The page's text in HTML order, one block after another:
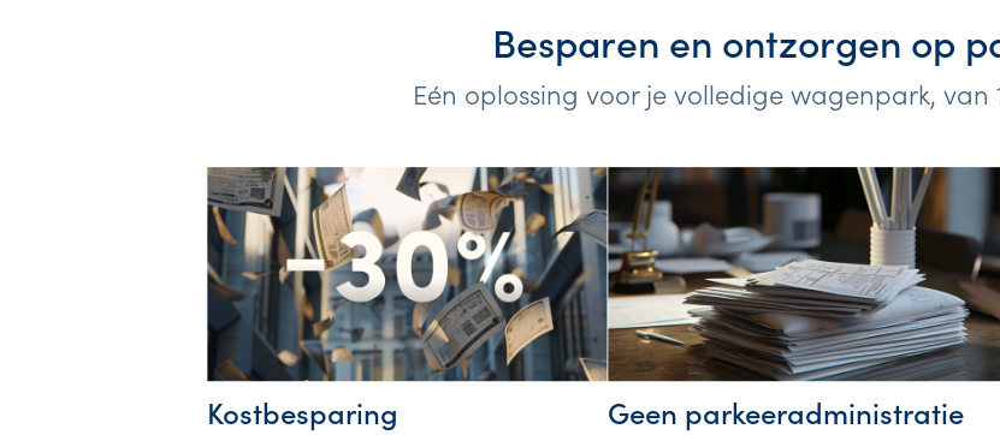
Besparen en ontzorgen op
Eén oplossing voor je volledige wagenpark, van
Kostbesparing Geen parkeeradministratie